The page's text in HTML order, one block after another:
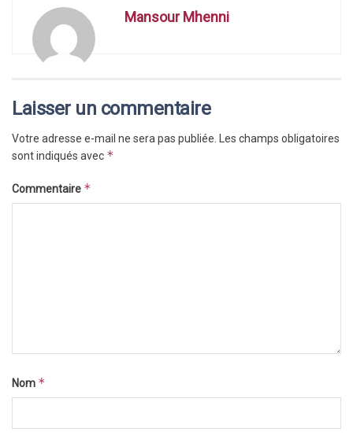
Mansour Mhenni
Laisser un commentaire
Votre adresse e-mail ne sera pas publiée.
Les champs obligatoires
sont indiqués avec *
Commentaire *
Nom *